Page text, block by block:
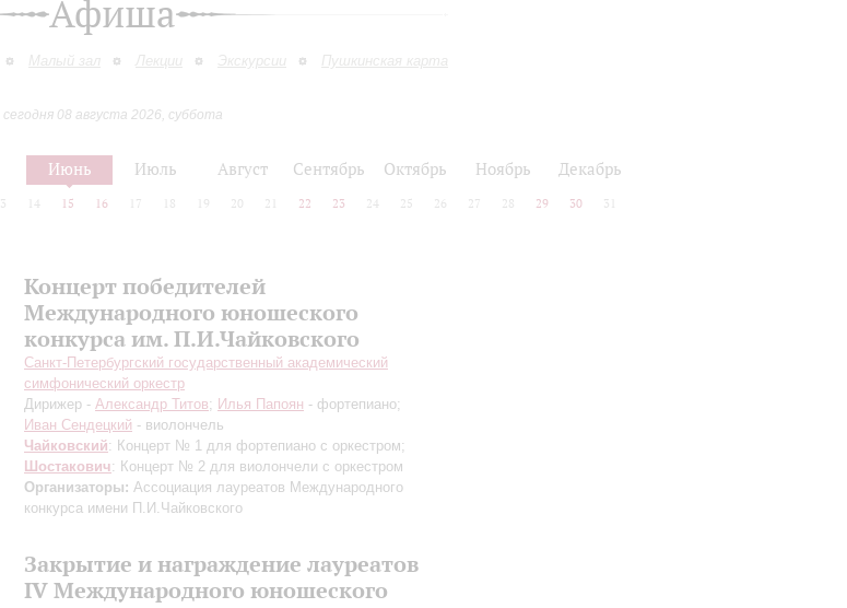
Афиша
Малый зал Лекции Экскурсии Пушкинская карта
сегодня 08 августа 2026, суббота
Июнь Июль Август Сентябрь Октябрь Ноябрь Декабрь
13 14 15 16 17 18 19 20 21 22 23 24 25 26 27 28 29 30 31
Концерт победителей
Международного юношеского
конкурса им. П.И.Чайковского
Санкт-Петербургский государственный академический
симфонический оркестр
Дирижер - Александр Титов; Илья Папоян - фортепиано;
Иван Сендецкий - виолончель
Чайковский: Концерт № 1 для фортепиано с оркестром;
Шостакович: Концерт № 2 для виолончели с оркестром
Организаторы: Ассоциация лауреатов Международного
конкурса имени П.И.Чайковского
Закрытие и награждение лауреатов
IV Международного юношеского